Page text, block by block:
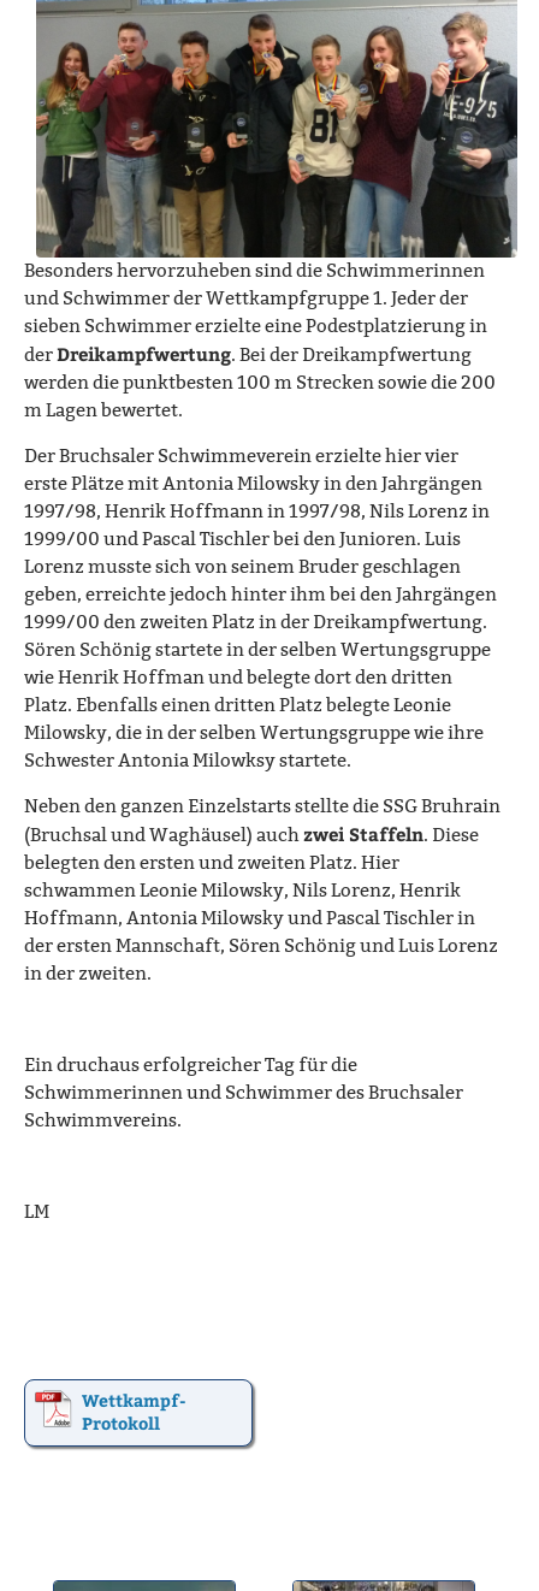
Besonders hervorzuheben sind die Schwimmerinnen
und Schwimmer der Wettkampfgruppe 1. Jeder der
sieben Schwimmer erzielte eine Podestplatzierung in
derDreikampfwertung. Bei der Dreikampfwertung
werden die punktbesten 100 m Strecken sowie die 200
m Lagen bewertet.
Der Bruchsaler Schwimmeverein erzielte hier vier
erste Plätze mit Antonia Milowsky in den Jahrgängen
1997/98, Henrik Hoffmann in 1997/98, Nils Lorenz in
1999/00 und Pascal Tischler bei den Junioren. Luis
Lorenz musste sich von seinem Bruder geschlagen
geben, erreichte jedoch hinter ihm bei den Jahrgängen
1999/00 den zweiten Platz in der Dreikampfwertung.
Sören Schönig startete in der selben Wertungsgruppe
wie Henrik Hoffman und belegte dort den dritten
Platz. Ebenfalls einen dritten Platz belegte Leonie
Milowsky, die in der selben Wertungsgruppe wie ihre
Schwester Antonia Milowksy startete.
Neben den ganzen Einzelstarts stellte die SSG Bruhrain
(Bruchsal und Waghäusel) auch zwei Staffeln. Diese
belegten den ersten und zweiten Platz. Hier
schwammen Leonie Milowsky, Nils Lorenz, Henrik
Hoffmann, Antonia Milowsky und Pascal Tischler in
der ersten Mannschaft, Sören Schönig und Luis Lorenz
in der zweiten.
Ein druchaus erfolgreicher Tag für die
Schwimmerinnen und Schwimmer des Bruchsaler
Schwimmvereins.
LM
Wettkampf-
Protokoll